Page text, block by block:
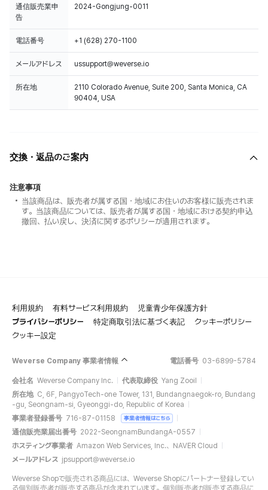
通信販売業申
告
2024-Gongjung-0011
電話番号 +1 (628) 270-1100
メールアドレス ussupport@weverse.io
所在地
2110 Colorado Avenue, Suite 200, Santa Monica, CA
90404, USA
交換・返品のご案内
注意事項
当該商品は、販売者が属する国・地域にお住いのお客様に販売されま
す。当該商品については、販売者が属する国・地域における契約申込
撤回、払い戻し、決済に関するポリシーが適用されます。
利用規約 有料サービス利用規約
児童青少年保護方針
プライバシーポリシー
特定商取引法に基づく表記
クッキーポリシー
クッキー設定
Weverse Company 事業者情報 電話番号 03-6899-5784
会社名 Weverse Company Inc. 代表取締役 Yang Zooil
所在地 C, 6F, PangyoTech-one Tower, 131, Bundangnaegok-ro, Bundang
-gu, Seongnam-si, Gyeonggi-do, Republic of Korea
事業者登録番号 716-87-01158 事業者情報はこちら
通信販売業届出番号 2022-SeongnamBundangA-0557
ホスティング事業者 Amazon Web Services, Inc.、NAVER Cloud
メールアドレス jpsupport@weverse.io
Weverse Shopで販売される商品には、Weverse Shopにパートナー登録してい
る個別販売者が販売する商品が含まれています。個別販売者が販売する商品に